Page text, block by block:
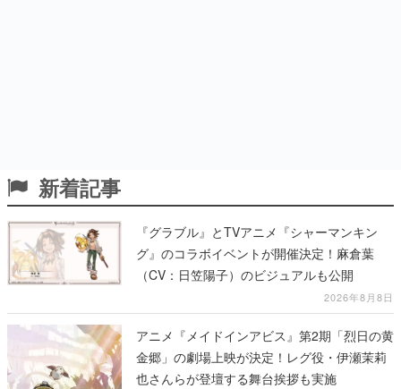
新着記事
『グラブル』とTVアニメ『シャーマンキン
グ』のコラボイベントが開催決定！麻倉葉
（CV：日笠陽子）のビジュアルも公開
2026年8月8日
アニメ『メイドインアビス』第2期「烈日の黄
金郷」の劇場上映が決定！レグ役・伊瀬茉莉
也さんらが登壇する舞台挨拶も実施